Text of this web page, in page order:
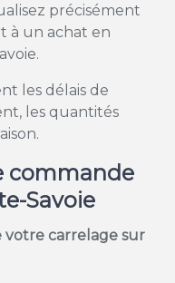
précisément
à un achat en
les délais de
les quantités
commande
Savoie
votre carrelage sur